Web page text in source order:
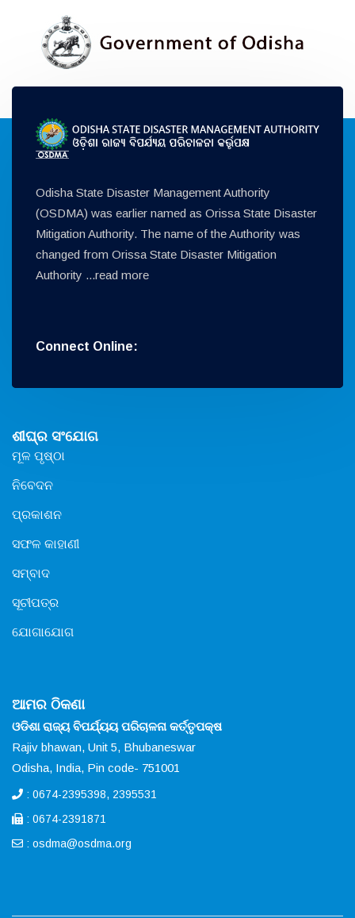
Odisha State Disaster Management Authority
(OSDMA) was earlier named as Orissa State Disaster
Mitigation Authority. The name of the Authority was
changed from Orissa State Disaster Mitigation
Authority ...read more
Connect Online:
ଶୀଘ୍ର ସଂଯୋଗ
ମୂଳ ପୃଷ୍ଠା
ନିବେଦନ
ପ୍ରକାଶନ
ସଫଳ କାହାଣୀ
ସମ୍ବାଦ
ସୂଚୀପତ୍ର
ଯୋଗାଯୋଗ
ଆମର ଠିକଣା
ଓଡିଶା ରାଜ୍ୟ ବିପର୍ଯ୍ୟୟ ପରିଚାଳନା କର୍ତ୍ତୃପକ୍ଷ
Rajiv bhawan, Unit 5, Bhubaneswar
Odisha, India, Pin code- 751001
: 0674-2395398, 2395531
: 0674-2391871
: osdma@osdma.org